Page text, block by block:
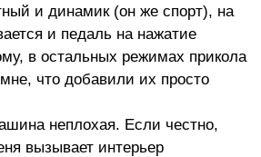
и динамик (он же спорт), на
и педаль на нажатие
в остальных режимах прикола
что добавили их просто
неплохая. Если честно,
вызывает интерьер